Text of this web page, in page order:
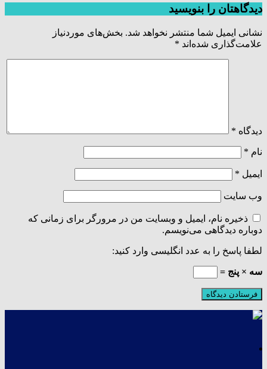
دیدگاهتان را بنویسید
نشانی ایمیل شما منتشر نخواهد شد. بخش‌های موردنیاز
علامت‌گذاری شده‌اند *
دیدگاه *
نام *
ایمیل *
وب‌ سایت
ذخیره نام، ایمیل و وبسایت من در مرورگر برای زمانی که
دوباره دیدگاهی می‌نویسم.
لطفا پاسخ را به عدد انگلیسی وارد کنید:
سه × پنج =